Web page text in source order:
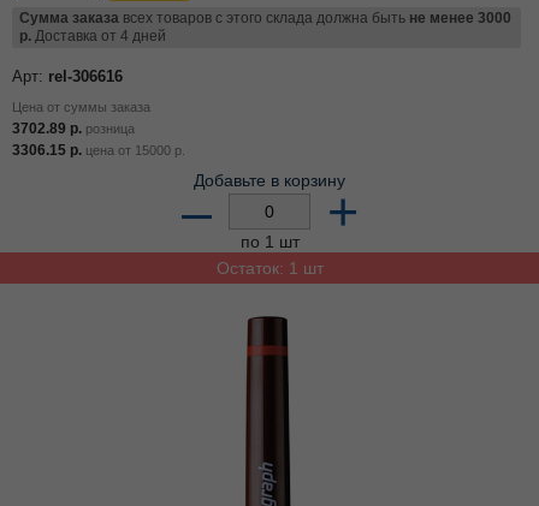
Сумма заказа всех товаров с этого склада должна быть не менее 3000
р. Доставка от 4 дней
Арт: rel-306616
Цена от суммы заказа
3702.89 р. розница
3306.15 р. цена от 15000 р.
Добавьте в корзину
– +
по 1 шт
Остаток: 1 шт